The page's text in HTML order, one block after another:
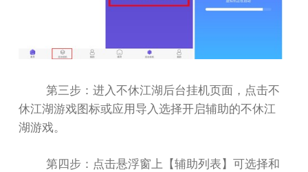
第三步：进入不休江湖后台挂机页面，点击不
休江湖游戏图标或应用导入选择开启辅助的不休江
湖游戏。
第四步：点击悬浮窗上【辅助列表】可选择和